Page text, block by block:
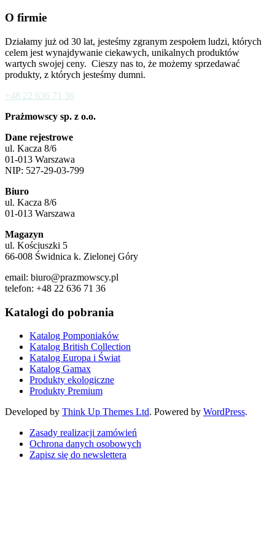
O firmie
Działamy już od 30 lat, jesteśmy zgranym zespołem ludzi, których
celem jest wynajdywanie ciekawych, unikalnych produktów
wartych swojej ceny. Cieszy nas to, że możemy sprzedawać
produkty, z których jesteśmy dumni.
+48 22 636 71 36
Prażmowscy sp. z o.o.
Dane rejestrowe
ul. Kacza 8/6
01-013 Warszawa
NIP: 527-29-03-799
Biuro
ul. Kacza 8/6
01-013 Warszawa
Magazyn
ul. Kościuszki 5
66-008 Świdnica k. Zielonej Góry
email: biuro@prazmowscy.pl
telefon: +48 22 636 71 36
Katalogi do pobrania
Katalog Pomponiaków
Katalog British Collection
Katalog Europa i Świat
Katalog Gamax
Produkty ekologiczne
Produkty Premium
Developed by Think Up Themes Ltd. Powered by WordPress.
Zasady realizacji zamówień
Ochrona danych osobowych
Zapisz się do newslettera